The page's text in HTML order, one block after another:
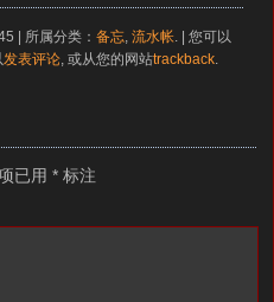
| 所属分类：备忘 ,流水帐 . | 您可以
发表评论 , 或从您的网站trackback
已用 * 标注